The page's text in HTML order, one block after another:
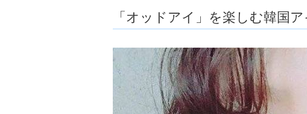
ア
-
「オッドアイ」を楽しむ韓国